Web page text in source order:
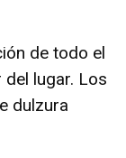
de todo el
lugar. Los
dulzura